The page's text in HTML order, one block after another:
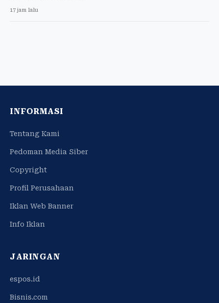
17 jam lalu
INFORMASI
Tentang Kami
Pedoman Media Siber
Copyright
Profil Perusahaan
Iklan Web Banner
Info Iklan
JARINGAN
espos.id
Bisnis.com